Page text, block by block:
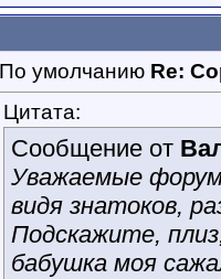
Re:
Цитата:
Сообщение от
Уважаемые
видя знатоков,
Подскажите,
бабушка моя